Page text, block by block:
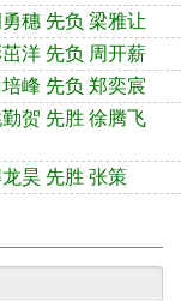
穗 先负 梁雅让
洋 先负 周开薪
峰 先负 郑奕宸
贺 先胜 徐腾飞
昊 先胜 张策